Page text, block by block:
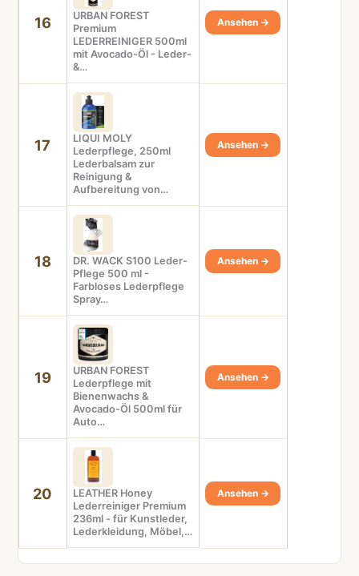
16
URBAN FOREST
Premium
LEDERREINIGER 500ml
mit Avocado-Öl - Leder-
&…
Ansehen →
17
LIQUI MOLY
Lederpflege, 250ml
Lederbalsam zur
Reinigung &
Aufbereitung von…
Ansehen →
18
DR. WACK S100 Leder-
Pflege 500 ml -
Farbloses Lederpflege
Spray…
Ansehen →
19
URBAN FOREST
Lederpflege mit
Bienenwachs &
Avocado-Öl 500ml für
Auto…
Ansehen →
20
LEATHER Honey
Lederreiniger Premium
236ml - für Kunstleder,
Lederkleidung, Möbel,…
Ansehen →